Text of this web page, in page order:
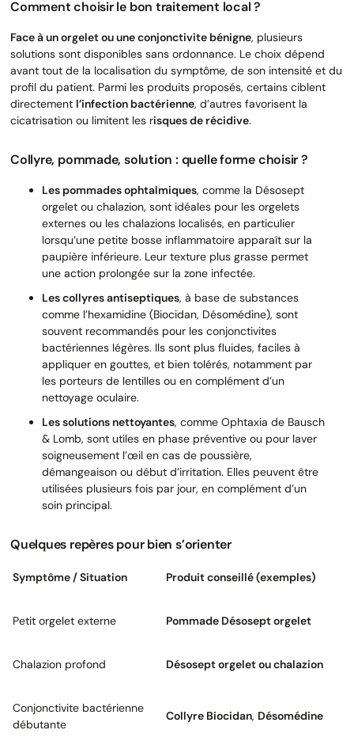
Comment choisir le bon traitement local ?
Face à un orgelet ou une conjonctivite bénigne, plusieurs
solutions sont disponibles sans ordonnance. Le choix dépend
avant tout de la localisation du symptôme, de son intensité et du
profil du patient. Parmi les produits proposés, certains ciblent
directement l’infection bactérienne, d’autres favorisent la
cicatrisation ou limitent les risques de récidive.
Collyre, pommade, solution : quelle forme choisir ?
Les pommades ophtalmiques, comme la Désosept
orgelet ou chalazion, sont idéales pour les orgelets
externes ou les chalazions localisés, en particulier
lorsqu’une petite bosse inflammatoire apparaît sur la
paupière inférieure. Leur texture plus grasse permet
une action prolongée sur la zone infectée.
Les collyres antiseptiques, à base de substances
comme l’hexamidine (Biocidan, Désomédine), sont
souvent recommandés pour les conjonctivites
bactériennes légères. Ils sont plus fluides, faciles à
appliquer en gouttes, et bien tolérés, notamment par
les porteurs de lentilles ou en complément d’un
nettoyage oculaire.
Les solutions nettoyantes, comme Ophtaxia de Bausch
& Lomb, sont utiles en phase préventive ou pour laver
soigneusement l’œil en cas de poussière,
démangeaison ou début d’irritation. Elles peuvent être
utilisées plusieurs fois par jour, en complément d’un
soin principal.
Quelques repères pour bien s’orienter
Symptôme / Situation Produit conseillé (exemples)
Petit orgelet externe Pommade Désosept orgelet
Chalazion profond Désosept orgelet ou chalazion
Conjonctivite bactérienne
débutante
Collyre Biocidan, Désomédine